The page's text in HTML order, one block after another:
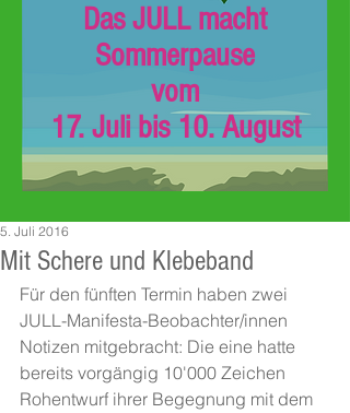
Das JULL macht
Sommerpause
vom
17. Juli bis 10. August
Mit Schere und Klebeband
5. Juli 2016
Für den fünften Termin haben zwei
JULL-Manifesta-Beobachter/innen
Notizen mitgebracht: Die eine hatte
bereits vorgängig 10'000 Zeichen
Rohentwurf ihrer Begegnung mit dem